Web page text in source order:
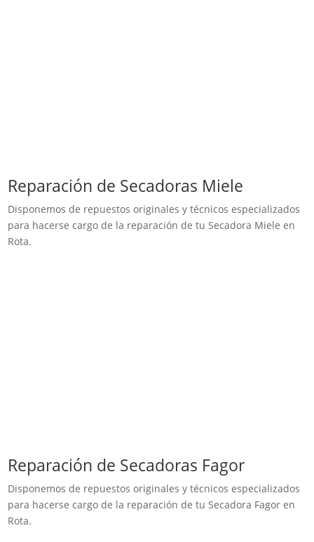
Reparación de Secadoras Miele
Disponemos de repuestos originales y técnicos especializados
para hacerse cargo de la reparación de tu Secadora Miele en
Rota.
Reparación de Secadoras Fagor
Disponemos de repuestos originales y técnicos especializados
para hacerse cargo de la reparación de tu Secadora Fagor en
Rota.